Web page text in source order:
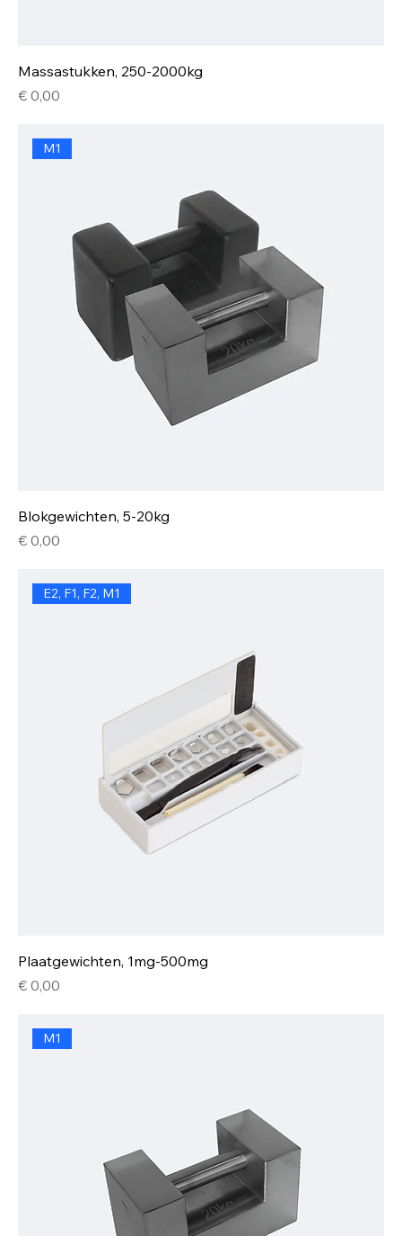
Massastukken, 250-2000kg
Prijs
€ 0,00
M1
Blokgewichten, 5-20kg
Prijs
€ 0,00
E2, F1, F2, M1
Plaatgewichten, 1mg-500mg
Prijs
€ 0,00
M1